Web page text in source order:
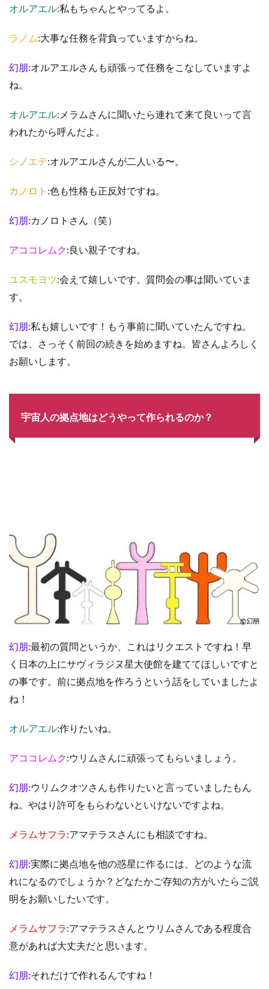
オルアエル:私もちゃんとやってるよ。
ラノム:大事な任務を背負っていますからね。
幻朋:オルアエルさんも頑張って任務をこなしていますよ
ね。
オルアエル:メラムさんに聞いたら連れて来て良いって言
われたから呼んだよ。
シノエテ:オルアエルさんが二人いる〜。
カノロト :色も性格も正反対ですね。
幻朋:カノロトさん（笑）
アココレムク:良い親子ですね。
ユスモヨツ:会えて嬉しいです。質問会の事は聞いていま
す。
幻朋:私も嬉しいです！もう事前に聞いていたんですね。
では、さっそく前回の続きを始めますね。皆さんよろしく
お願いします。
宇宙人の拠点地はどうやって作られるのか？
幻朋:最初の質問というか、これはリクエストですね！早
く日本の上にサヴィラジヌ星大使館を建ててほしいですと
の事です。前に拠点地を作ろうという話をしていましたよ
ね！
オルアエル:作りたいね。
アココレムク:ウリムさんに頑張ってもらいましょう。
幻朋:ウリムクオツさんも作りたいと言っていましたもん
ね。やはり許可をもらわないといけないですよね。
メラムサフラ:アマテラスさんにも相談ですね。
幻朋:実際に拠点地を他の惑星に作るには、どのような流
れになるのでしょうか？どなたかご存知の方がいたらご説
明をお願いしたいです。
メラムサフラ:アマテラスさんとウリムさんである程度合
意があれば大丈夫だと思います。
幻朋:それだけで作れるんですね！